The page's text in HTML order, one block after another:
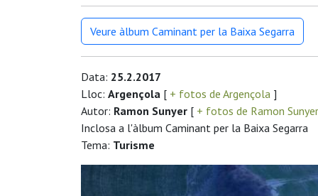
Veure àlbum Caminant per la Baixa Segarra
Data: 25.2.2017
Lloc: Argençola [ + fotos de Argençola ]
Autor: Ramon Sunyer [ + fotos de Ramon
Inclosa a l'àlbum Caminant per la Baixa Segarra
Tema: Turisme